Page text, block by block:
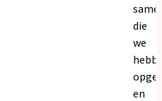
die
we
en